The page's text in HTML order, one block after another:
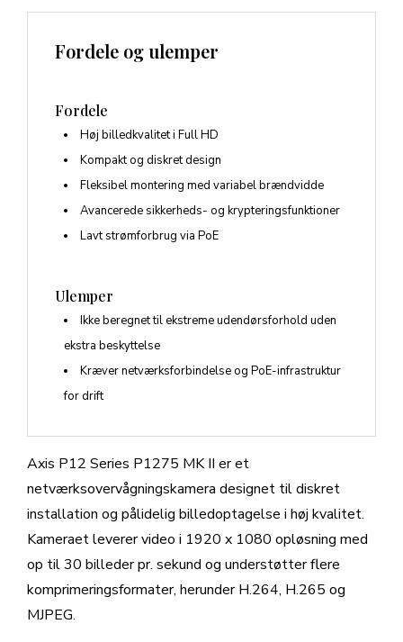
Axis P12 Series P1275 MK II er et
netværksovervågningskamera designet til diskret
installation og pålidelig billedoptagelse i høj kvalitet.
Kameraet leverer video i 1920 x 1080 opløsning med
op til 30 billeder pr. sekund og understøtter flere
komprimeringsformater, herunder H.264, H.265 og
MJPEG.
Fordele og ulemper
Fordele
Høj billedkvalitet i Full HD
Kompakt og diskret design
Fleksibel montering med variabel brændvidde
Avancerede sikkerheds- og krypteringsfunktioner
Lavt strømforbrug via PoE
Ulemper
Ikke beregnet til ekstreme udendørsforhold uden
ekstra beskyttelse
Kræver netværksforbindelse og PoE-infrastruktur
for drift